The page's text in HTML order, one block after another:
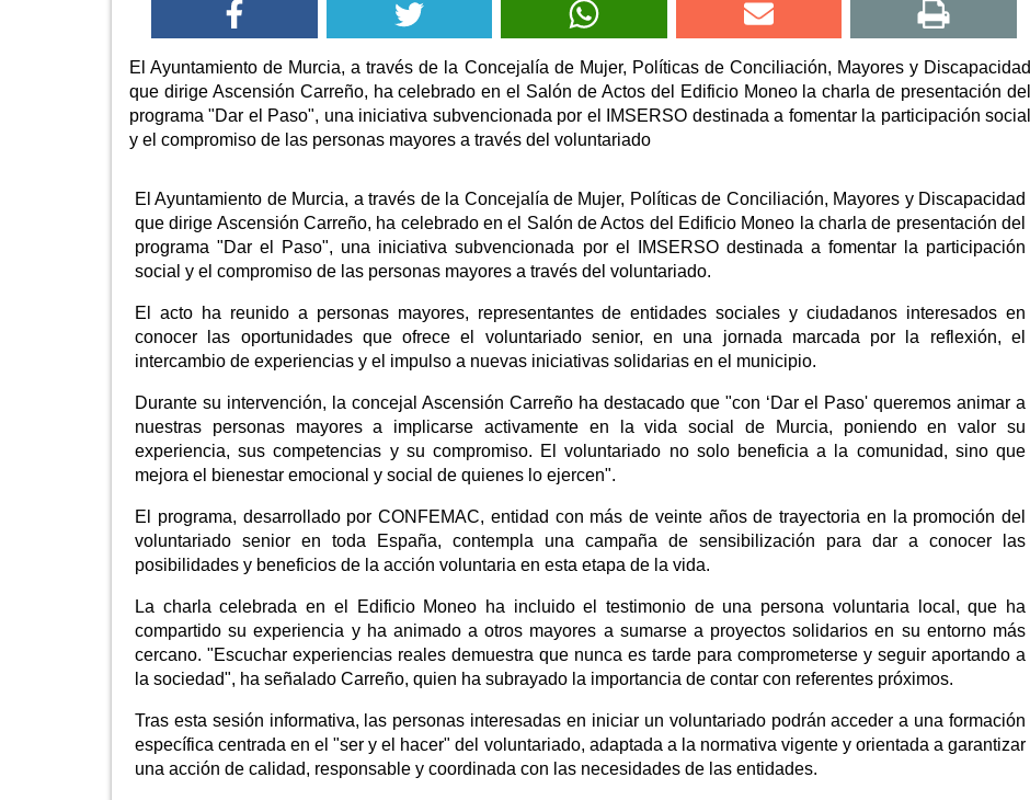
El Ayuntamiento de Murcia, a través de la Concejalía de Mujer, Políticas de Conciliación, Mayores y Discapacidad
que dirige Ascensión Carreño, ha celebrado en el Salón de Actos del Edificio Moneo la charla de presentación del
programa "Dar el Paso", una iniciativa subvencionada por el IMSERSO destinada a fomentar la participación social
y el compromiso de las personas mayores a través del voluntariado
El Ayuntamiento de Murcia, a través de la Concejalía de Mujer, Políticas de Conciliación, Mayores y Discapacidad
que dirige Ascensión Carreño, ha celebrado en el Salón de Actos del Edificio Moneo la charla de presentación del
programa "Dar el Paso", una iniciativa subvencionada por el IMSERSO destinada a fomentar la participación
social y el compromiso de las personas mayores a través del voluntariado.
El acto ha reunido a personas mayores, representantes de entidades sociales y ciudadanos interesados en
conocer las oportunidades que ofrece el voluntariado senior, en una jornada marcada por la reflexión, el
intercambio de experiencias y el impulso a nuevas iniciativas solidarias en el municipio.
Durante su intervención, la concejal Ascensión Carreño ha destacado que "con ‘Dar el Paso' queremos animar a
nuestras personas mayores a implicarse activamente en la vida social de Murcia, poniendo en valor su
experiencia, sus competencias y su compromiso. El voluntariado no solo beneficia a la comunidad, sino que
mejora el bienestar emocional y social de quienes lo ejercen".
El programa, desarrollado por CONFEMAC, entidad con más de veinte años de trayectoria en la promoción del
voluntariado senior en toda España, contempla una campaña de sensibilización para dar a conocer las
posibilidades y beneficios de la acción voluntaria en esta etapa de la vida.
La charla celebrada en el Edificio Moneo ha incluido el testimonio de una persona voluntaria local, que ha
compartido su experiencia y ha animado a otros mayores a sumarse a proyectos solidarios en su entorno más
cercano. "Escuchar experiencias reales demuestra que nunca es tarde para comprometerse y seguir aportando a
la sociedad", ha señalado Carreño, quien ha subrayado la importancia de contar con referentes próximos.
Tras esta sesión informativa, las personas interesadas en iniciar un voluntariado podrán acceder a una formación
específica centrada en el "ser y el hacer" del voluntariado, adaptada a la normativa vigente y orientada a garantizar
una acción de calidad, responsable y coordinada con las necesidades de las entidades.